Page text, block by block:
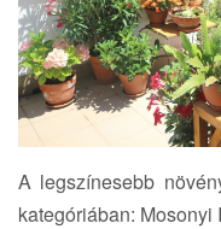
A legszínesebb
kategóriában: Mosonyi